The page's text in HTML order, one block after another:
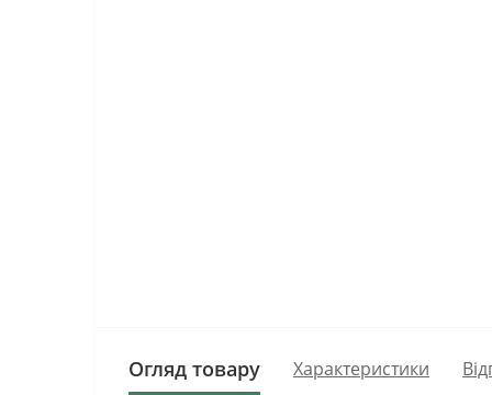
Огляд товару Характеристики